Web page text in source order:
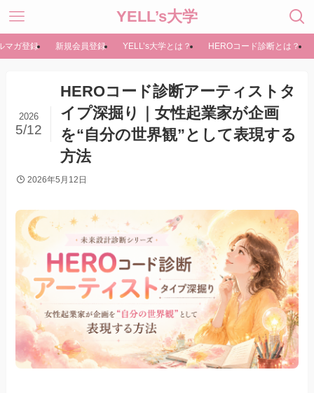
YELL’s大学
マガ登録 新規会員登録 YELL’s大学とは？ HEROコード診断とは？
HEROコード診断アーティストタ
イプ深掘り｜女性起業家が企画
を“自分の世界観”として表現する
方法
2026
5/12
2026年5月12日